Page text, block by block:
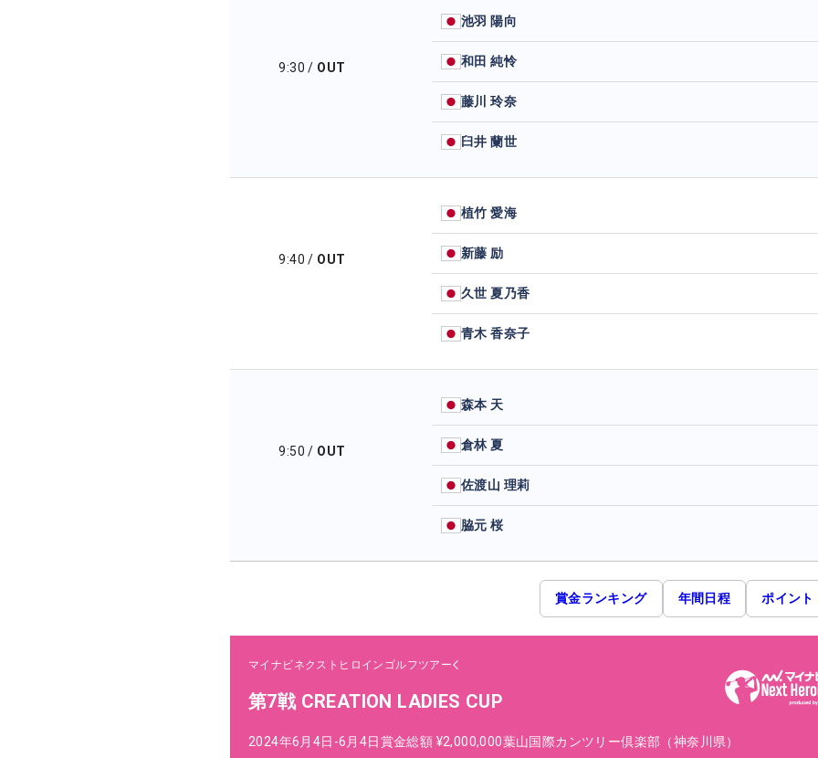
9:30 / OUT
池羽 陽向
和田 純怜
藤川 玲奈
臼井 蘭世
9:40 / OUT
植竹 愛海
新藤 励
久世 夏乃香
青木 香奈子
9:50 / OUT
森本 天
倉林 夏
佐渡山 理莉
脇元 桜
賞金ランキング 年間日程 ポイント
マイナビネクストヒロインゴルフツアー
第7戦 CREATION LADIES CUP
2024年6月4日-6月4日 賞金総額 ¥2,000,000葉山国際カンツリー倶楽部（神奈川県）